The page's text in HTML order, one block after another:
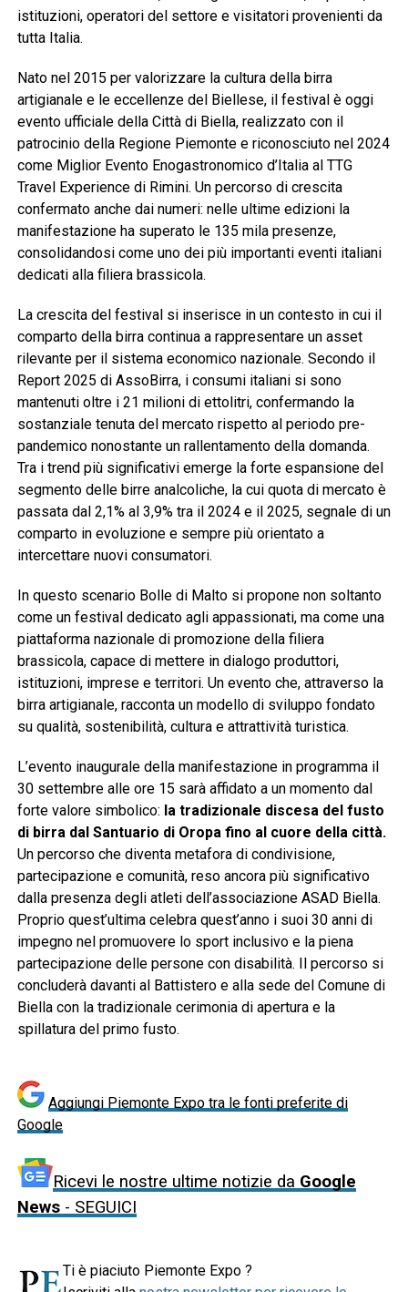
istituzioni, operatori del settore e visitatori provenienti da
tutta Italia.
Nato nel 2015 per valorizzare la cultura della birra
artigianale e le eccellenze del Biellese, il festival è oggi
evento ufficiale della Città di Biella, realizzato con il
patrocinio della Regione Piemonte e riconosciuto nel 2024
come Miglior Evento Enogastronomico d’Italia al TTG
Travel Experience di Rimini. Un percorso di crescita
confermato anche dai numeri: nelle ultime edizioni la
manifestazione ha superato le 135 mila presenze,
consolidandosi come uno dei più importanti eventi italiani
dedicati alla filiera brassicola.
La crescita del festival si inserisce in un contesto in cui il
comparto della birra continua a rappresentare un asset
rilevante per il sistema economico nazionale. Secondo il
Report 2025 di AssoBirra, i consumi italiani si sono
mantenuti oltre i 21 milioni di ettolitri, confermando la
sostanziale tenuta del mercato rispetto al periodo pre-
pandemico nonostante un rallentamento della domanda.
Tra i trend più significativi emerge la forte espansione del
segmento delle birre analcoliche, la cui quota di mercato è
passata dal 2,1% al 3,9% tra il 2024 e il 2025, segnale di un
comparto in evoluzione e sempre più orientato a
intercettare nuovi consumatori.
In questo scenario Bolle di Malto si propone non soltanto
come un festival dedicato agli appassionati, ma come una
piattaforma nazionale di promozione della filiera
brassicola, capace di mettere in dialogo produttori,
istituzioni, imprese e territori. Un evento che, attraverso la
birra artigianale, racconta un modello di sviluppo fondato
su qualità, sostenibilità, cultura e attrattività turistica.
L’evento inaugurale della manifestazione in programma il
30 settembre alle ore 15 sarà affidato a un momento dal
forte valore simbolico: la tradizionale discesa del fusto
di birra dal Santuario di Oropa fino al cuore della città.
Un percorso che diventa metafora di condivisione,
partecipazione e comunità, reso ancora più significativo
dalla presenza degli atleti dell’associazione ASAD Biella.
Proprio quest’ultima celebra quest’anno i suoi 30 anni di
impegno nel promuovere lo sport inclusivo e la piena
partecipazione delle persone con disabilità. Il percorso si
concluderà davanti al Battistero e alla sede del Comune di
Biella con la tradizionale cerimonia di apertura e la
spillatura del primo fusto.
Aggiungi Piemonte Expo tra le fonti preferite di
Google
Ricevi le nostre ultime notizie da Google
News- SEGUICI
Ti è piaciuto Piemonte Expo ?